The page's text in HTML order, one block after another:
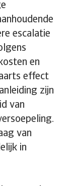
escalatie
en
effect
zijn
van
van
in